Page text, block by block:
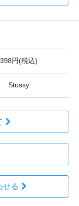
398円(税込)
Stussy
せる